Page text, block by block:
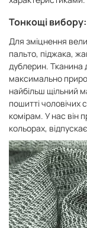
Тонкощі
Для зміцнення
пальто, піджака,
дублерин. Тканина
максимально
найбільш щільний
пошитті чоловічих
комірам. У нас він
кольорах,